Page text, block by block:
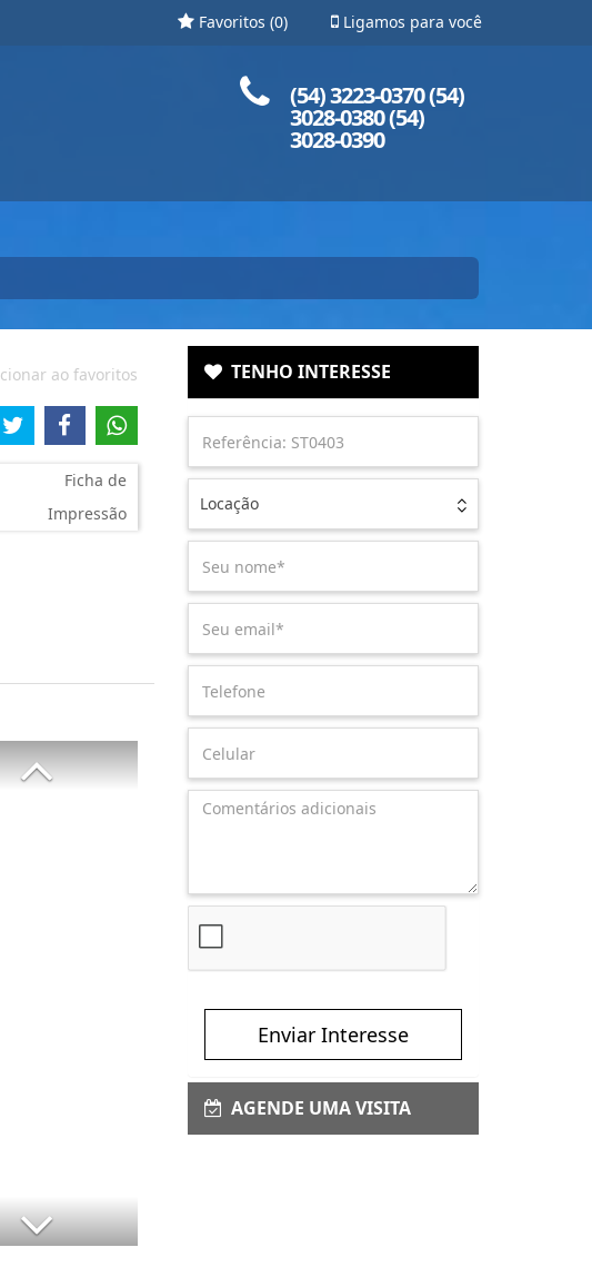
Ligamos para você
Favoritos (0)
(54) 3223-0370 (54)
3028-0380 (54)
3028-0390
ao favoritos
Ficha de
Impressão
TENHO INTERESSE
Locação
Enviar Interesse
AGENDE UMA VISITA